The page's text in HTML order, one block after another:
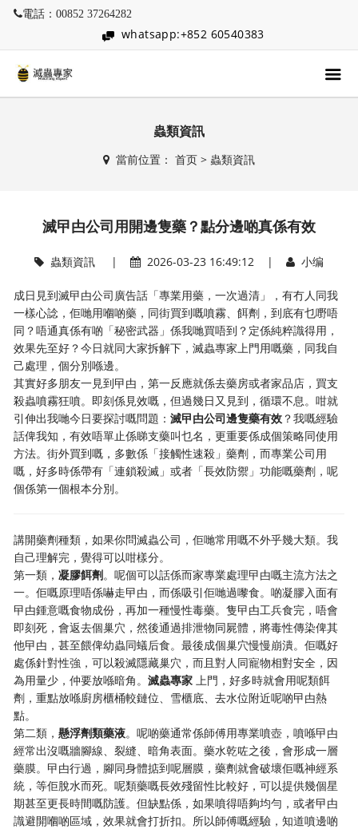
電話：00852 37264282
whatsapp:+852 60540383
蟲類資訊
當前位置： 首页> 蟲類資訊
滅曱甴公司用開邊隻藥？點分邊啲真係有效
蟲類資訊| 2026-03-23 16:49:12 | 小编
成日見到滅曱甴公司廣告話「專業用藥，一次過清」，有冇人同我
一樣心諗，佢哋用嗰啲藥，同街買到嘅噴霧、餌劑，到底有乜嘢唔
同？唔通真係有啲「秘密武器」係我哋買唔到？定係純粹識得用，
效果先至好？今日就同大家拆解下，滅蟲專家上門用嘅藥，同我自
己處理，個分別喺邊。
其實好多朋友一見到曱甴，第一反應就係去藥房或者家品店，買支
殺蟲噴霧狂噴。即刻係見效嘅，但過幾日又見到，循環不息。咁就
引伸出我哋今日要探討嘅問題：滅曱甴公司邊隻藥有效 ？我嘅經驗
話俾我知，有效唔單止係睇支藥叫乜名，更重要係成個策略同使用
方法。街外買到嘅，多數係「接觸性速殺」藥劑，而專業公司用
嘅，好多時係帶有「連鎖殺滅」或者「長效防禦」功能嘅藥劑，呢
個係第一個根本分別。
講開藥劑種類，如果你問滅蟲公司，佢哋常用嘅不外乎幾大類。我
自己理解完，覺得可以咁樣分。
第一類，凝膠餌劑。呢個可以話係而家專業處理曱甴嘅主流方法之
一。佢嘅原理唔係嚇走曱甴，而係吸引佢哋過嚟食。啲凝膠入面有
曱甴鍾意嘅食物成份，再加一種慢性毒藥。隻曱甴工兵食完，唔會
即刻死，會返去個巢穴，然後通過排泄物同屍體，將毒性傳染俾其
他曱甴，甚至餵俾幼蟲同蟻后食。最後成個巢穴慢慢崩潰。佢嘅好
處係針對性強，可以殺滅隱藏巢穴，而且對人同寵物相對安全，因
為用量少，仲要放喺暗角。滅蟲專家 上門，好多時就會用呢類餌
劑，重點放喺廚房櫃桶較鏈位、雪櫃底、去水位附近呢啲曱甴熱
點。
第二類，懸浮劑類藥液。呢啲藥通常係師傅用專業噴壺，噴喺曱甴
經常出沒嘅牆腳線、裂縫、暗角表面。藥水乾咗之後，會形成一層
藥膜。曱甴行過，腳同身體掂到呢層膜，藥劑就會破壞佢嘅神經系
統，等佢脫水而死。呢類藥嘅長效殘留性比較好，可以提供幾個星
期甚至更長時間嘅防護。但缺點係，如果噴得唔夠均勻，或者曱甴
識避開嗰啲區域，效果就會打折扣。所以師傅嘅經驗，知道噴邊啲